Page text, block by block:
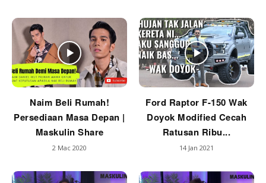
Naim Beli Rumah!
Persediaan Masa Depan |
Maskulin Share
2 Mac 2020
Ford Raptor F-150 Wak
Doyok Modified Cecah
Ratusan Ribu...
14 Jan 2021